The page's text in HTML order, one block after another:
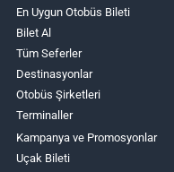
En Uygun Otobüs Bileti
Bilet Al
Tüm Seferler
Destinasyonlar
Otobüs Şirketleri
Terminaller
Kampanya ve Promosyonlar
Uçak Bileti